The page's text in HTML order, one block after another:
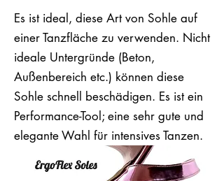
Es ist ideal, diese Art von Sohle auf
einer Tanzfläche zu verwenden. Nicht
ideale Untergründe (Beton,
Außenbereich etc.) können diese
Sohle schnell beschädigen. Es ist ein
Performance-Tool; eine sehr gute und
elegante Wahl für intensives Tanzen.